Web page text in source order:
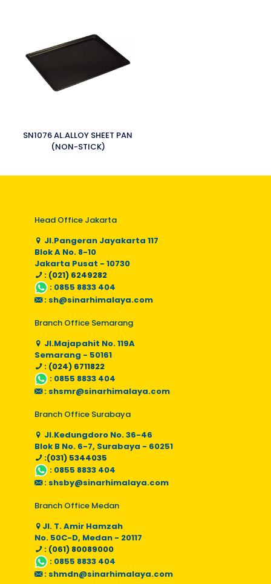
SN1076 AL.ALLOY SHEET PAN
(NON-STICK)
Head Office Jakarta
Jl.Pangeran Jayakarta 117
Blok A No. 8-10
Jakarta Pusat - 10730
: (021) 6249282
: 0855 8833 404
: sh@sinarhimalaya.com
Branch Office Semarang
Jl.Majapahit No. 119A
Semarang - 50161
: (024) 6711822
: 0855 8833 404
: shsmr@sinarhimalaya.com
Branch Office Surabaya
Jl.Kedungdoro No. 36-46
Blok B No. 6-7, Surabaya - 60251
:(031) 5344035
: 0855 8833 404
: shsby@sinarhimalaya.com
Branch Office Medan
Jl. T. Amir Hamzah
No. 50C-D, Medan - 20117
: (061) 80089000
: 0855 8833 404
: shmdn@sinarhimalaya.com